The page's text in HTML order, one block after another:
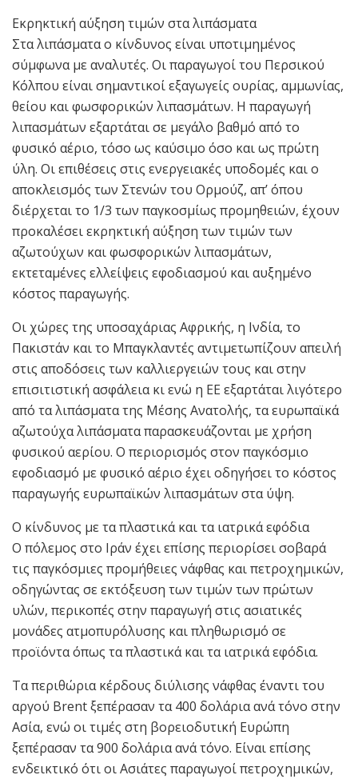
Εκρηκτική αύξηση τιμών στα λιπάσματα
Στα λιπάσματα ο κίνδυνος είναι υποτιμημένος
σύμφωνα με αναλυτές. Οι παραγωγοί του Περσικού
Κόλπου είναι σημαντικοί εξαγωγείς ουρίας, αμμωνίας,
θείου και φωσφορικών λιπασμάτων. Η παραγωγή
λιπασμάτων εξαρτάται σε μεγάλο βαθμό από το
φυσικό αέριο, τόσο ως καύσιμο όσο και ως πρώτη
ύλη. Οι επιθέσεις στις ενεργειακές υποδομές και ο
αποκλεισμός των Στενών του Ορμούζ, απ’ όπου
διέρχεται το 1/3 των παγκοσμίως προμηθειών, έχουν
προκαλέσει εκρηκτική αύξηση των τιμών των
αζωτούχων και φωσφορικών λιπασμάτων,
εκτεταμένες ελλείψεις εφοδιασμού και αυξημένο
κόστος παραγωγής.
Οι χώρες της υποσαχάριας Αφρικής, η Ινδία, το
Πακιστάν και το Μπαγκλαντές αντιμετωπίζουν απειλή
στις αποδόσεις των καλλιεργειών τους και στην
επισιτιστική ασφάλεια κι ενώ η ΕΕ εξαρτάται λιγότερο
από τα λιπάσματα της Μέσης Ανατολής, τα ευρωπαϊκά
αζωτούχα λιπάσματα παρασκευάζονται με χρήση
φυσικού αερίου. Ο περιορισμός στον παγκόσμιο
εφοδιασμό με φυσικό αέριο έχει οδηγήσει το κόστος
παραγωγής ευρωπαϊκών λιπασμάτων στα ύψη.
Ο κίνδυνος με τα πλαστικά και τα ιατρικά εφόδια
Ο πόλεμος στο Ιράν έχει επίσης περιορίσει σοβαρά
τις παγκόσμιες προμήθειες νάφθας και πετροχημικών,
οδηγώντας σε εκτόξευση των τιμών των πρώτων
υλών, περικοπές στην παραγωγή στις ασιατικές
μονάδες ατμοπυρόλυσης και πληθωρισμό σε
προϊόντα όπως τα πλαστικά και τα ιατρικά εφόδια.
Τα περιθώρια κέρδους διύλισης νάφθας έναντι του
αργού Brent ξεπέρασαν τα 400 δολάρια ανά τόνο στην
Ασία, ενώ οι τιμές στη βορειοδυτική Ευρώπη
ξεπέρασαν τα 900 δολάρια ανά τόνο. Είναι επίσης
ενδεικτικό ότι οι Ασιάτες παραγωγοί πετροχημικών,